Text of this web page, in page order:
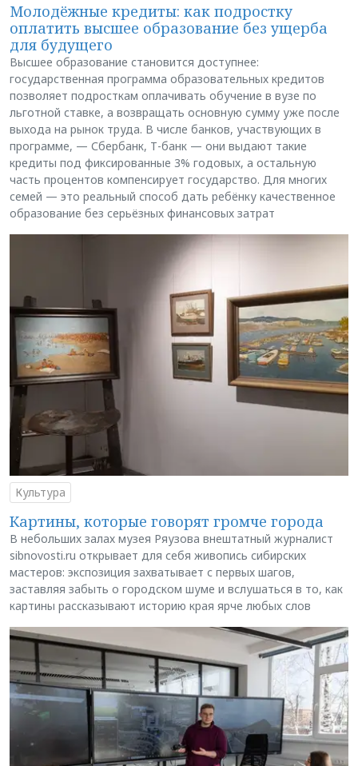
Молодёжные кредиты: как подростку
оплатить высшее образование без ущерба
для будущего
Высшее образование становится доступнее:
государственная программа образовательных кредитов
позволяет подросткам оплачивать обучение в вузе по
льготной ставке, а возвращать основную сумму уже после
выхода на рынок труда. В числе банков, участвующих в
программе, — Сбербанк, Т-банк — они выдают такие
кредиты под фиксированные 3% годовых, а остальную
часть процентов компенсирует государство. Для многих
семей — это реальный способ дать ребёнку качественное
образование без серьёзных финансовых затрат
Культура
Картины, которые говорят громче города
В небольших залах музея Ряузова внештатный журналист
sibnovosti.ru открывает для себя живопись сибирских
мастеров: экспозиция захватывает с первых шагов,
заставляя забыть о городском шуме и вслушаться в то, как
картины рассказывают историю края ярче любых слов